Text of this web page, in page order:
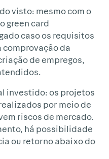
visto: mesmo com o
green card
caso os requisitos
da
de empregos,
investido: os projetos
por meio de
riscos de mercado.
há possibilidade
ou retorno abaixo do